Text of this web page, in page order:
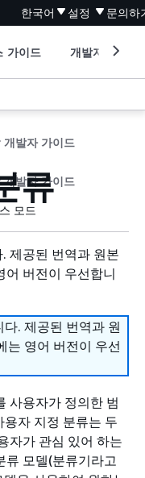
한국어 설정 문의하
가이드 개발자 도구
개발자 가이드
개발자 가이드
류
모드
제공된 번역과 원본
어 버전이 우선합니
. 제공된 번역과 원
는 영어 버전이 우선
사용자가 정의한 범
자 지정 분류는 두
자가 관심 있어 하는
류 모델(분류기라고